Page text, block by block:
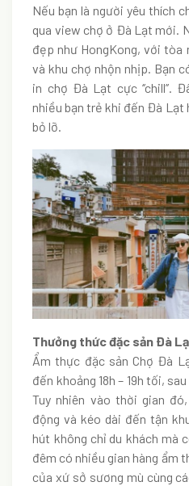
Nếu bạn là người yêu thích
qua view chợ ở Đà Lạt mới.
đẹp như HongKong, với tòa
và khu chợ nhộn nhịp. Bạn
in chợ Đà Lạt cực ‘’chill’’.
nhiều bạn trẻ khi đến Đà Lạt
bỏ lỡ.
Thưởng thức đặc sản Đà
Ẩm thực đặc sản Chợ Đà
đến khoảng 18h – 19h tối,
Tuy nhiên vào thời gian
động và kéo dài đến tận
hút không chỉ du khách mà
đêm có nhiều gian hàng ẩm
của xứ sở sương mù cùng